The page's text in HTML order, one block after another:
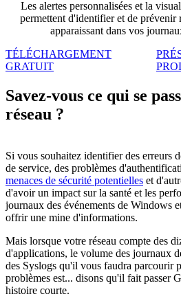
Les alertes personnalisées et la
permettent d'identifier et de prévenir
apparaissant dans vos
TÉLÉCHARGEMENT
GRATUIT
Savez-vous ce qui se
réseau ?
Si vous souhaitez identifier des erreurs
de service, des problèmes
menaces de sécurité potentielles et
d'avoir un impact sur la santé et les
journaux des événements de Windows
offrir une mine d'informations.
Mais lorsque votre réseau compte des
d'applications, le volume des journaux
des Syslogs qu'il vous faudra parcourir
problèmes est... disons qu'il fait passer
histoire courte.